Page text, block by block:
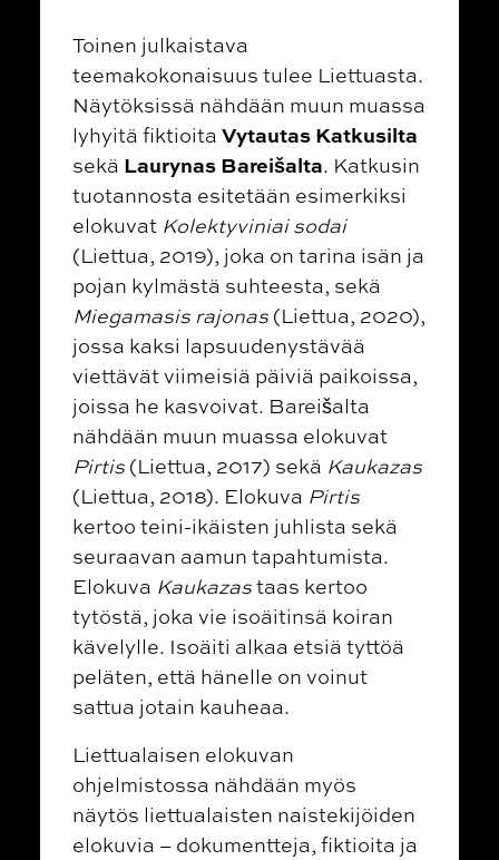
Toinen julkaistava
teemakokonaisuus tulee Liettuasta.
Näytöksissä nähdään muun muassa
lyhyitä fiktioita Vytautas Katkus​ilta
sekä Laurynas Bareišalta. Katkusin
tuotannosta esitetään esimerkiksi
elokuvat Kolektyviniai sodai
(Liettua, 2019), joka on tarina isän ja
pojan kylmästä suhteesta, sekä
Miegamasis rajonas(Liettua, 2020),
jossa kaksi lapsuudenystävää
viettävät viimeisiä päiviä paikoissa,
joissa he kasvoivat. Bareišalta
nähdään muun muassa elokuvat
Pirtis(Liettua, 2017) sekä Kaukazas
(Liettua, 2018). Elokuva Pirtis
kertoo teini-ikäisten juhlista sekä
seuraavan aamun tapahtumista.
Elokuva Kaukazastaas kertoo
tytöstä, joka vie isoäitinsä koiran
kävelylle. Isoäiti alkaa etsiä tyttöä
peläten, että hänelle on voinut
sattua jotain kauheaa.
Liettualaisen elokuvan
ohjelmistossa nähdään myös
näytös liettualaisten naistekijöiden
elokuvia – dokumentteja, fiktioita ja